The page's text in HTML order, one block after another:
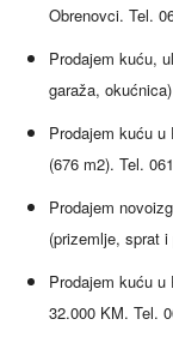
Obrenovci. Tel.
Prodajem kuću,
garaža,
Prodajem kuću
(676 m2). Tel.
Prodajem
(prizemlje, sprat
Prodajem kuću u
32.000 KM. Tel.